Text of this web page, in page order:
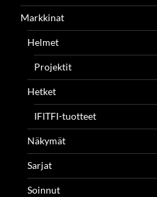
Markkinat
Helmet
Projektit
Hetket
IFITFI-tuotteet
Näkymät
Sarjat
Soinnut